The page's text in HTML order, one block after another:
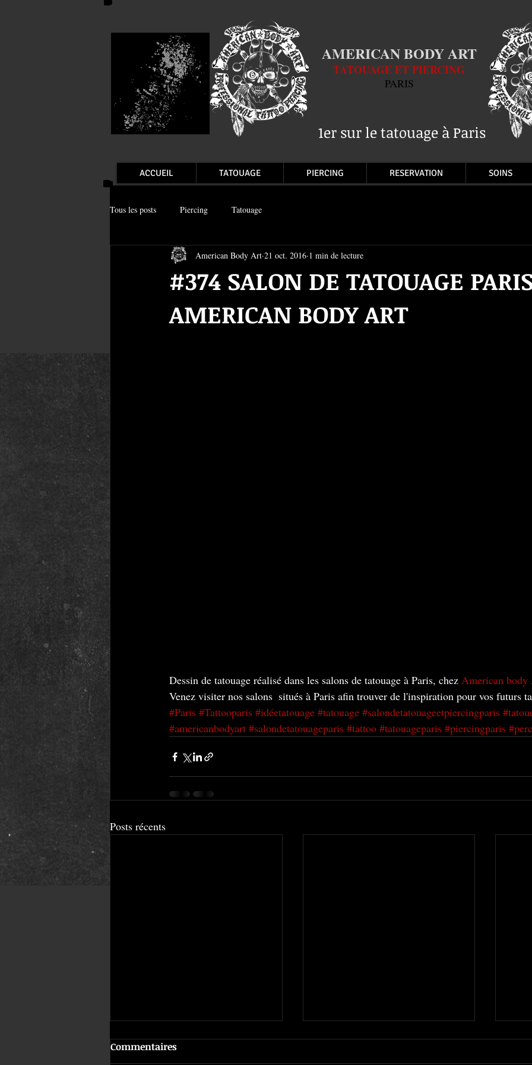
AMERICAN BODY ART
TATOUAGE ET PIERCING
PARIS
1er sur le tatouage à Paris
ACCUEIL TATOUAGE PIERCING RESERVATION SOINS
Tous les posts Piercing Tatouage
#374 SALON DE TATOUAGE
AMERICAN BODY ART
American Body Art 21 oct. 2016 1 min de lecture
Dessin de tatouage réalisé dans les salons de tatouage à Paris, chez American body
Venez visiter nos salons  situés à Paris afin trouver de l'inspiration pour vos futurs
#Paris #Tattooparis #idéetatouage #tatouage #salondetatouageetpiercingparis
#americanbodyart #salondetatouageparis #tattoo #tatouageparis #piercingparis
Posts récents
Commentaires